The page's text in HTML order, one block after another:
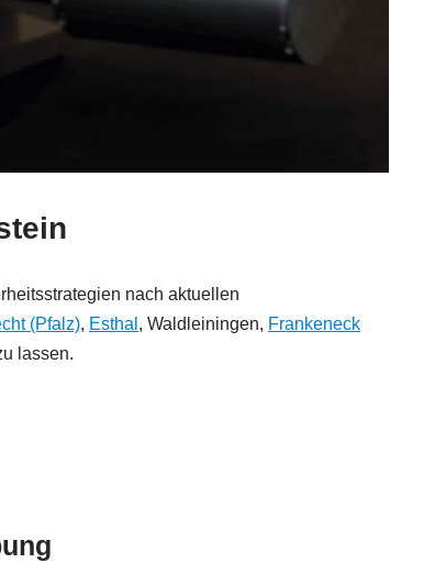
nach aktuellen
(Pfalz), Esthal , Waldleiningen, Frankeneck
lassen.